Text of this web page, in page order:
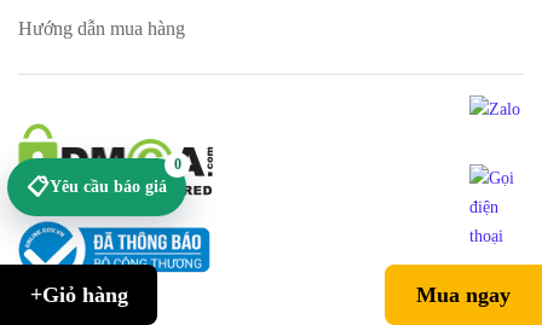
+Giỏ hàng Mua ngay
Hướng dẫn mua hàng
📋Yêu cầu báo giá
0